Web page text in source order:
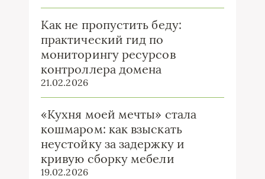
Как не пропустить беду:
практический гид по
мониторингу ресурсов
контроллера домена
21.02.2026
«Кухня моей мечты» стала
кошмаром: как взыскать
неустойку за задержку и
кривую сборку мебели
19.02.2026